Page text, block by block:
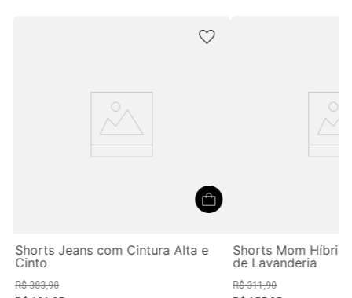
Shorts Jeans com Cintura Alta e
Cinto
R$ 383,90
Shorts Mom
de Lavanderia
R$ 311,90